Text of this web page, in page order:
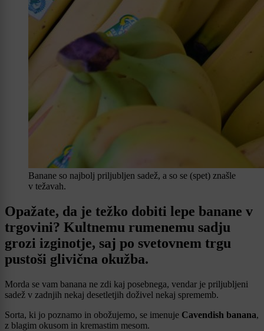
Banane so najbolj priljubljen sadež, a so se (spet) znašle
v težavah.
Opažate, da je težko dobiti lepe banane v
trgovini? Kultnemu rumenemu sadju
grozi izginotje, saj po svetovnem trgu
pustoši glivična okužba.
Morda se vam banana ne zdi kaj posebnega, vendar je priljubljeni
sadež v zadnjih nekaj desetletjih doživel nekaj sprememb.
Sorta, ki jo poznamo in obožujemo, se imenuje Cavendish banana,
z blagim okusom in kremastim mesom.